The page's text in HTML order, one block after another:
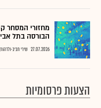
מחזורי המסחר
הבורסה בתל
27.07.2026 שירי חביב-ולדהורן
הצעות פרסומיות